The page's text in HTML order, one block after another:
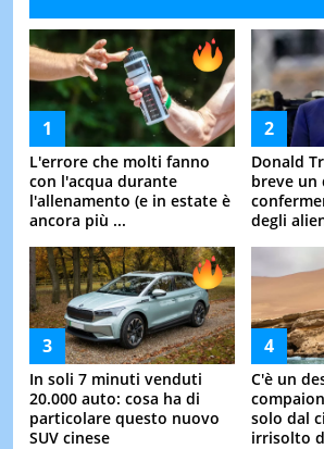
L'errore che molti fanno
con l'acqua durante
l'allenamento (e in estate è
ancora più ...
Donald
breve un
degli
In soli 7 minuti venduti
20.000 auto: cosa ha di
particolare questo nuovo
SUV cinese
C'è un
solo dal
irrisolto